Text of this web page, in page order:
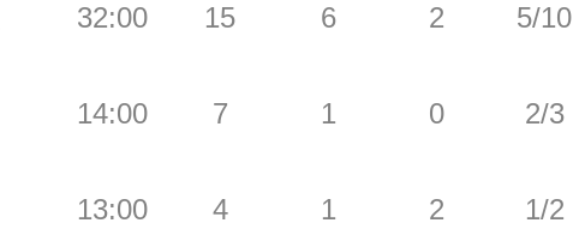
32:00
14:00
13:00
15
7
4
6
1
1
2
0
2
5/10
2/3
1/2